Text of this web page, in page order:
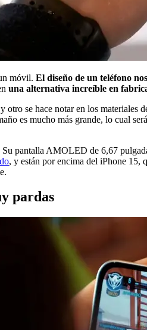
móvil. El diseño de un teléfono
una alternativa increíble en
otro se hace notar en los materiales
es mucho más grande, lo cual
Su pantalla AMOLED de 6,67
, y están por encima del iPhone 15,
pardas